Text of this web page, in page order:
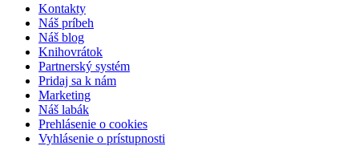
Kontakty
Náš príbeh
Náš blog
Knihovrátok
Partnerský systém
Pridaj sa k nám
Marketing
Náš labák
Prehlásenie o cookies
Vyhlásenie o prístupnosti